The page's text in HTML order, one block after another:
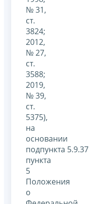
№ 31,
ст.
3824;
2012,
№ 27,
ст.
3588;
2019,
№ 39,
ст.
5375),
на
основании
подпункта 5.9.37
пункта
5
Положения
о